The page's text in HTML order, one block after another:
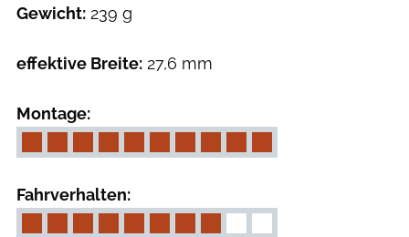
Gewicht: 239 g
effektive Breite: 27,6 mm
Montage:
Fahrverhalten: